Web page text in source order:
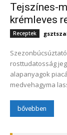
Tejszínes-
krémleves
Receptek
rosttudatosság jegyében prilisának
alapanyagok
medvehagyma
bővebben